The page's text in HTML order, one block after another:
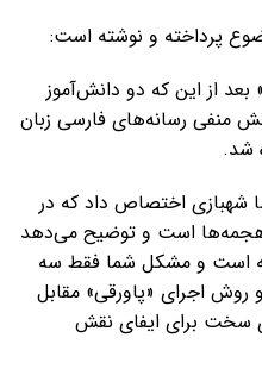
پرداخته و نوشته است:
از این که دو دانش‌آموز
منفی رسانه‌های فارسی زبان
شد.
شهبازی اختصاص داد که در
هجمه‌ها است و توضیح می‌دهد
همه جای دنیا ۱۸ ساله است و مشکل شما فقط سه
اجرای «پاورقی» مقابل
سخت برای ایفای نقش